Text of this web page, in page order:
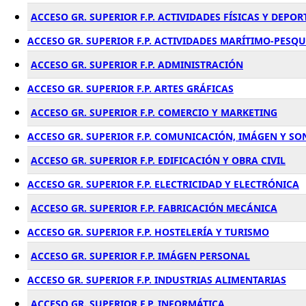
ACCESO GR. SUPERIOR F.P. ACTIVIDADES FÍSICAS Y
ACCESO GR. SUPERIOR F.P. ACTIVIDADES MARÍTIMO-
ACCESO GR. SUPERIOR F.P. ADMINISTRACIÓN
ACCESO GR. SUPERIOR F.P. ARTES GRÁFICAS
ACCESO GR. SUPERIOR F.P. COMERCIO Y MARKETING
ACCESO GR. SUPERIOR F.P. COMUNICACIÓN, IMÁGEN Y
ACCESO GR. SUPERIOR F.P. EDIFICACIÓN Y OBRA CIVIL
ACCESO GR. SUPERIOR F.P. ELECTRICIDAD Y ELECTRÓNICA
ACCESO GR. SUPERIOR F.P. FABRICACIÓN MECÁNICA
ACCESO GR. SUPERIOR F.P. HOSTELERÍA Y TURISMO
ACCESO GR. SUPERIOR F.P. IMÁGEN PERSONAL
ACCESO GR. SUPERIOR F.P. INDUSTRIAS ALIMENTARIAS